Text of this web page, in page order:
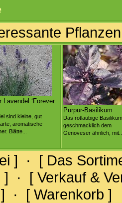
Pflanzen
Lavendel ‘Forever
sind kleine, gut
aromatische
Blätte...
Purpur-Basilikum
Das rotlaubige
geschmacklich dem
Genoveser ähnlich,
] · [ Das
] · [ Verkauf &
· [ Warenkorb ]